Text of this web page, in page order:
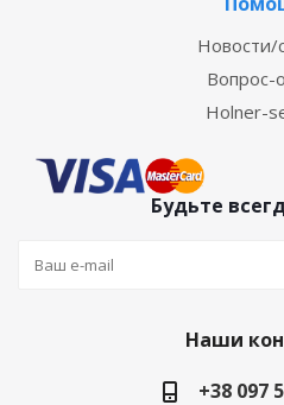
Новости/
Вопрос-
Holner-
Будьте
Наши
+38 097